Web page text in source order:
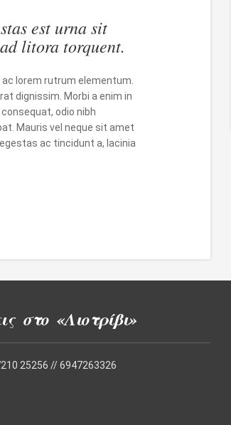
est urna sit
litora torquent.
lorem rutrum elementum.
dignissim. Morbi a enim in
odio nibh
Mauris vel neque sit amet
ac tincidunt a, lacinia
στο «Λιοτρίβι»
25256 // 6947263326